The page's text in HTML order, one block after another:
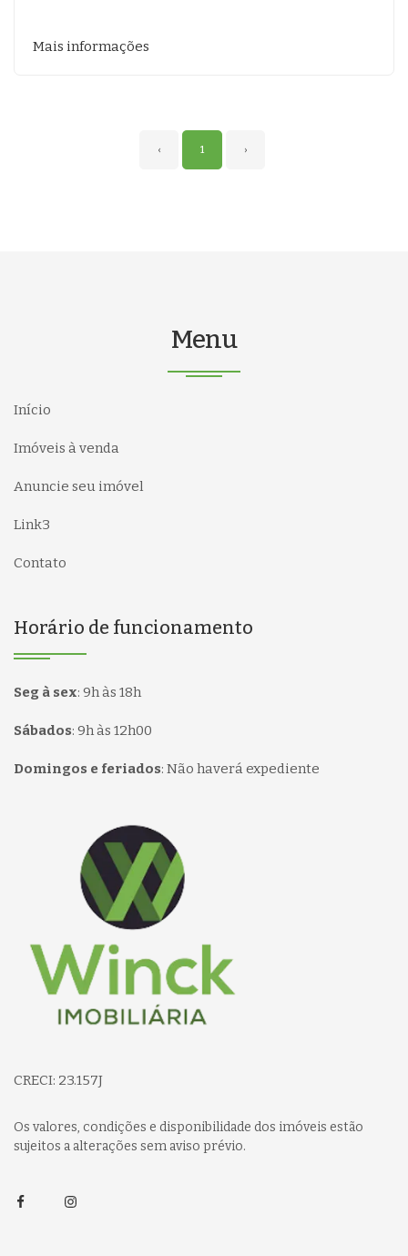
Mais informações
‹ 1 ›
Menu
Início
Imóveis à venda
Anuncie seu imóvel
Link3
Contato
Horário de funcionamento
Seg à sex: 9h às 18h
Sábados: 9h às 12h00
Domingos e feriados: Não haverá expediente
Página inicial
CRECI: 23.157J
Os valores, condições e disponibilidade dos imóveis estão
sujeitos a alterações sem aviso prévio.
FacebookInstagram